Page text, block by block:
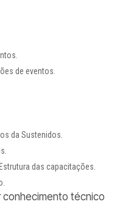
de eventos.
da Sustenidos.
das capacitações.
conhecimento técnico